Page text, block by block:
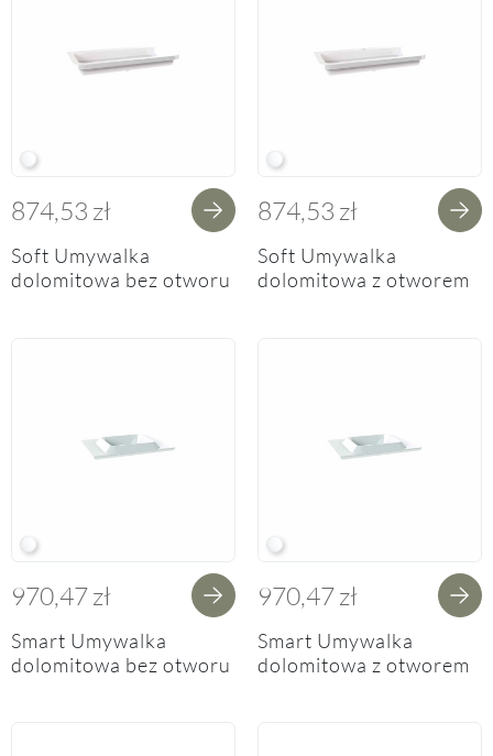
W White
874,53 zł
Soft Umywalka
dolomitowa bez otworu
W White
874,53 zł
Soft Umywalka
dolomitowa z otworem
W White
970,47 zł
Smart Umywalka
dolomitowa bez otworu
W White
970,47 zł
Smart Umywalka
dolomitowa z otworem